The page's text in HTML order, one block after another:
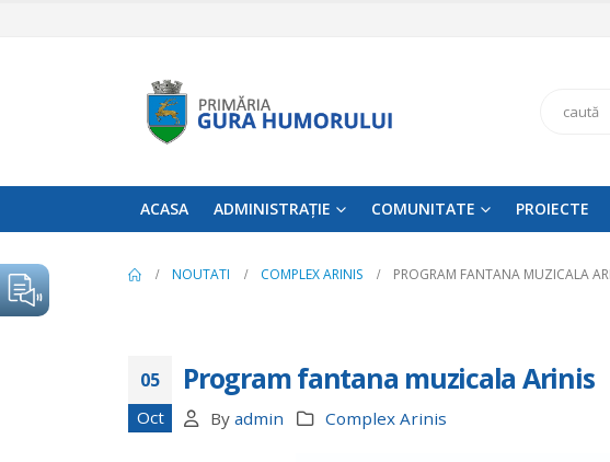
Search
ACASA ADMINISTRAȚIE COMUNITATE PROIECTE
NOUTATI COMPLEX ARINIS PROGRAM FANTANA MUZICALA
05
Oct
Program fantana muzicala Arinis
By admin Complex Arinis